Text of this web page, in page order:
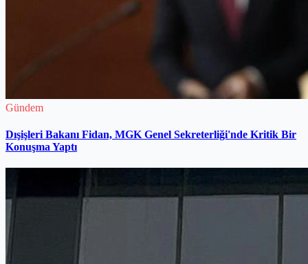
Gündem
Dışişleri Bakanı Fidan, MGK Genel Sekreterliği'nde Kritik Bir
Konuşma Yaptı